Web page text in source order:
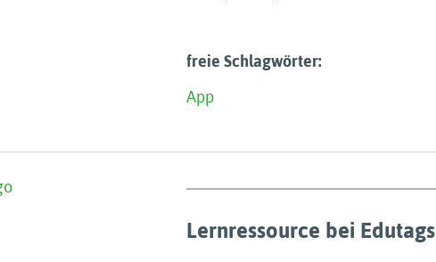
freie Schlagwörter:
App
Lernressource bei Edutags